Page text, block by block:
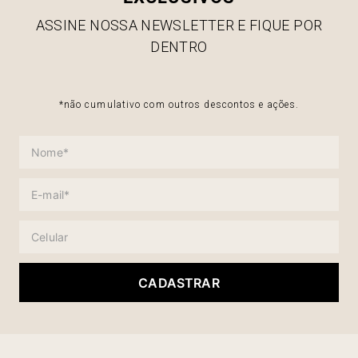
ASSINE NOSSA NEWSLETTER E FIQUE POR
DENTRO
*não cumulativo com outros descontos e ações.
CADASTRAR